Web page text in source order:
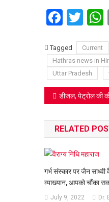
Tagged Current
Hathras news in
Uttar Pradesh
Post
डीजल, पेट्रोल की कीमतों में वृद्धि का विरोध
RELATED
गर्भ संस्कार पर जैन साध्वी
व्याख्यान, आपको चौंका
July 9, 2022 Dr.